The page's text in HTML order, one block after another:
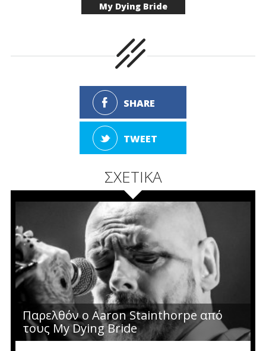
My Dying Bride
SHARE
TWEET
ΣΧΕΤΙΚΑ
Παρελθόν ο Aaron Stainthorpe από
τους My Dying Bride